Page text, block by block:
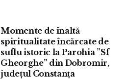
Momente de înaltă
spiritualitate încărcate de
suflu istoric la Parohia ”Sf
Gheorghe” din Dobromir,
județul Constanța